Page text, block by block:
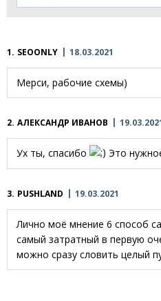
1. SEOONLY 18.03.2021
Мерси, рабочие схемы)
2. АЛЕКСАНДР ИВАНОВ
Ух ты, спасибо Это
3. PUSHLAND 19.03.2021
Лично моё мнение 6 способ
самый затратный в первую
можно сразу словить целый